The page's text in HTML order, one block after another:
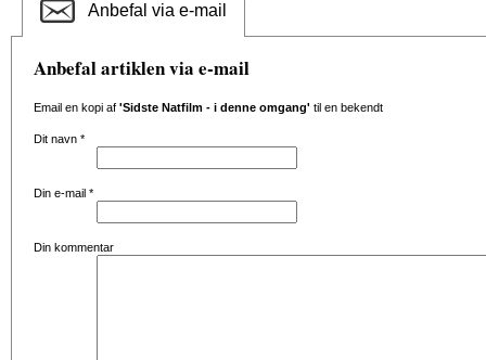
Anbefal via e-mail
Anbefal artiklen via e-mail
Email en kopi af 'Sidste Natfilm - i denne omgang' til en bekendt
Dit navn *
Din e-mail *
Din kommentar